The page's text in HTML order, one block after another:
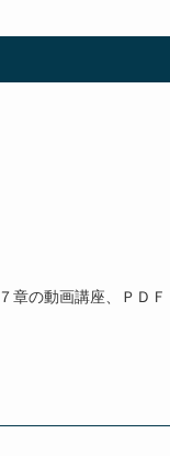
章の動画講座、ＰＤＦ